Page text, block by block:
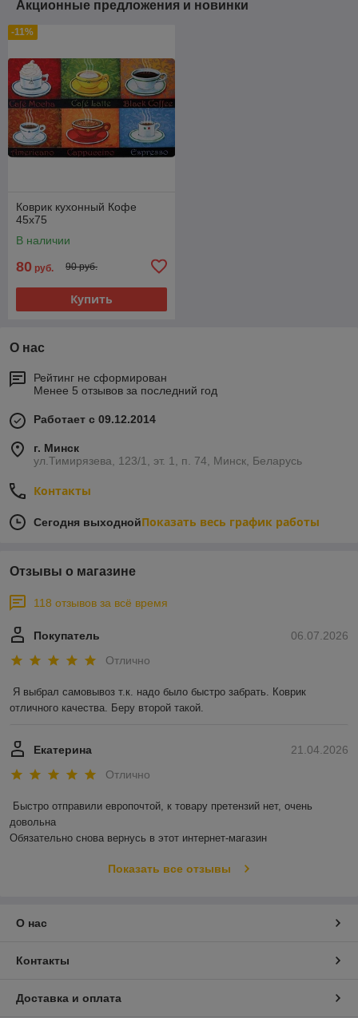
Акционные предложения и новинки
-11%
Коврик кухонный Кофе
45х75
В наличии
80 руб. 90 руб.
Купить
О нас
Рейтинг не сформирован
Менее 5 отзывов за последний год
Работает с 09.12.2014
г. Минск
ул.Тимирязева, 123/1, эт. 1, п. 74, Минск, Беларусь
Контакты
Сегодня выходнойПоказать весь график работы
Отзывы о магазине
118 отзывов за всё время
06.07.2026
Покупатель
Отлично
Я выбрал самовывоз т.к. надо было быстро забрать. Коврик
отличного качества. Беру второй такой.
21.04.2026
Екатерина
Отлично
Быстро отправили европочтой, к товару претензий нет, очень
довольна
Обязательно снова вернусь в этот интернет-магазин
Показать все отзывы
О нас
Контакты
Доставка и оплата